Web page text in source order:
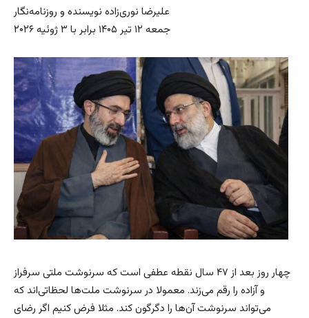
علیرضا نوری‌زاده نویسنده و روزنامه‌‌نگار
جمعه ۱۲ تیر ۱۴۰۵ برابر با ۳ ژوئیه ۲۰۲۶
چهار روز بعد از ۴۷ سال نقطه عطفی است که سرنوشت ملتی سرفراز
و آزاده را رقم می‌زند. معمولا در سرنوشت ملت‌ها لحظاتی‌اند که
می‌تواند سرنوشت آن‌ها را دگرگون کند. مثلا فرض کنیم اگر رضای